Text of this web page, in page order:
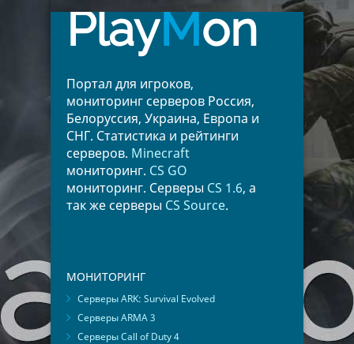
PlayMon
Портал для игроков,
мониторинг серверов Россия,
Белоруссия, Украина, Европа и
СНГ. Статистика и рейтинги
серверов. Minecraft
мониторинг. CS GO
мониторинг. Серверы CS 1.6, а
так же серверы CS Source.
МОНИТОРИНГ
Серверы ARK: Survival Evolved
Серверы ARMA 3
Серверы Call of Duty 4